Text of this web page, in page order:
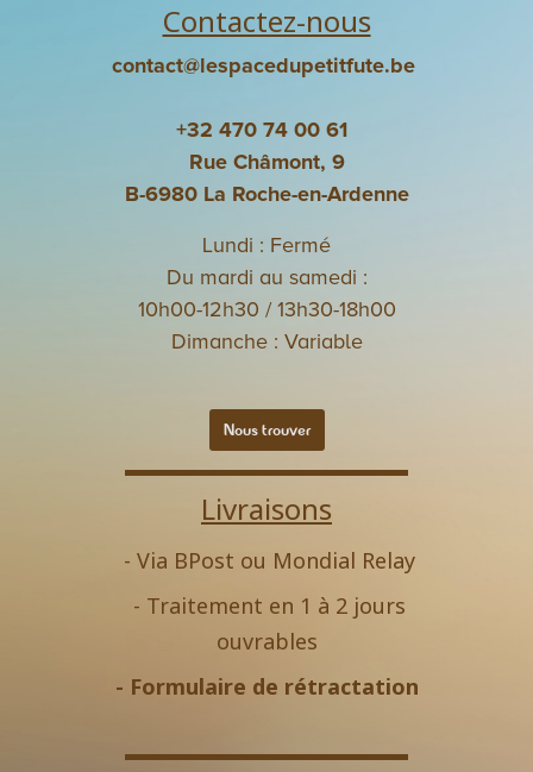
Contactez-nous
contact@lespacedupetitfute.be
+32 470 74 00 61
Rue Châmont, 9
B-6980 La Roche-en-Ardenne
Lundi : Fermé
Du mardi au samedi :
10h00-12h30 / 13h30-18h00
Dimanche : Variable
Nous trouver
Livraisons
- Via BPost ou Mondial Relay
- Traitement en 1 à 2 jours
ouvrables
- Formulaire de rétractation